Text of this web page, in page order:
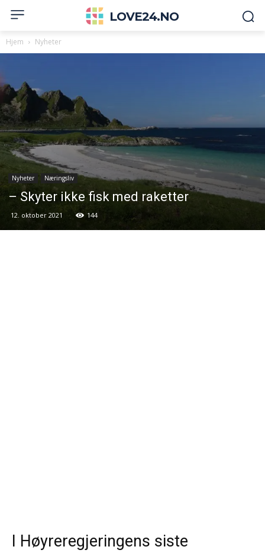
LOVE24.NO
Hjem Nyheter
Nyheter Næringsliv
– Skyter ikke fisk med raketter
12. oktober 2021 144
I Høyreregjeringens siste